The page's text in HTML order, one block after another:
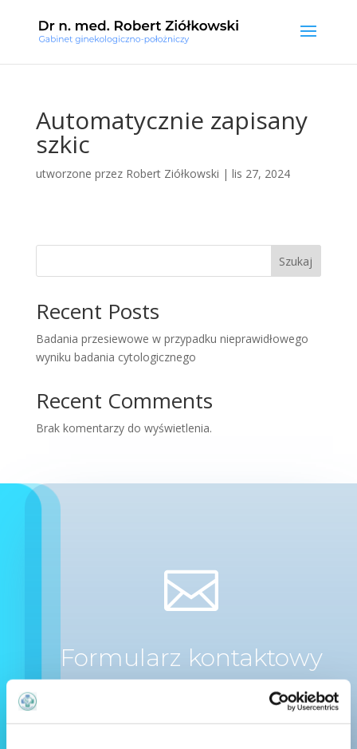
Automatycznie zapisany
szkic
utworzone przez Robert Ziółkowski | lis 27, 2024
Szukaj
Recent Posts
Badania przesiewowe w przypadku nieprawidłowego
wyniku badania cytologicznego
Recent Comments
Brak komentarzy do wyświetlenia.

Formularz kontaktowy